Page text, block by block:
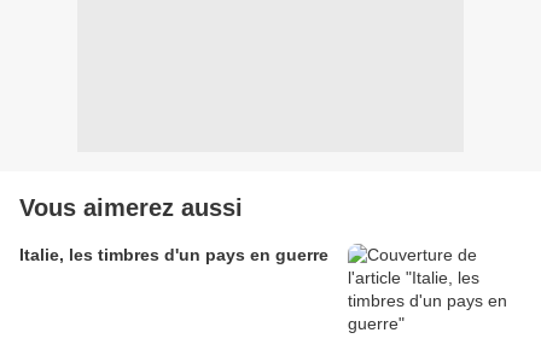
Vous aimerez aussi
Italie, les timbres d'un pays en guerre